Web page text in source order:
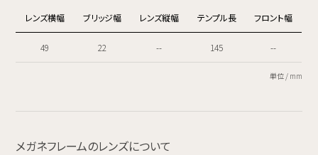
レンズ横幅 ブリッジ幅 レンズ縦幅 テンプル長 フロント幅
49 22 -- 145 --
単位 / mm
メガネフレームのレンズについて